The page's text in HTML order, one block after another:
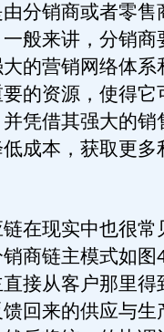
销商或者零售
般来讲，分销商
的营销网络体系
的资源，使得它
凭借其强大的销
成本，获取更多
现实中也很常
商链主模式如图
接从客户那里得
回来的供应与生